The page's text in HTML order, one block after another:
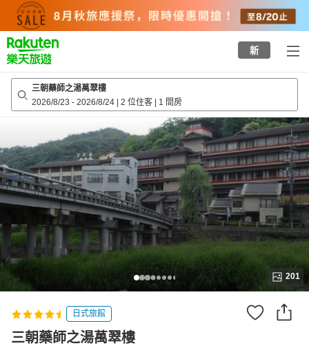
top
page
新
三朝藥師之湯萬翠樓
2026/8/23 - 2026/8/24 | 2 位住客 | 1 間房
201
日式旅館
三朝藥師之湯萬翠樓